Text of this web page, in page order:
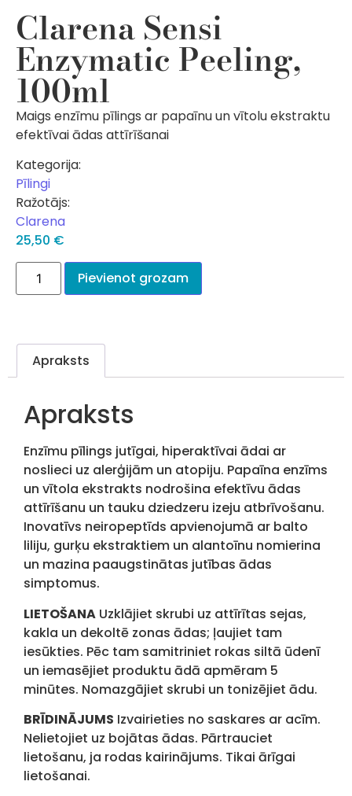
Clarena Sensi
Enzymatic Peeling,
100ml
Maigs enzīmu pīlings ar papaīnu un vītolu ekstraktu
efektīvai ādas attīrīšanai
Kategorija:
Pīlingi
Ražotājs:
Clarena
25,50 €
Pievienot grozam
Apraksts
Apraksts
Enzīmu pīlings jutīgai, hiperaktīvai ādai ar
noslieci uz alerģijām un atopiju. Papaīna enzīms
un vītola ekstrakts nodrošina efektīvu ādas
attīrīšanu un tauku dziedzeru izeju atbrīvošanu.
Inovatīvs neiropeptīds apvienojumā ar balto
liliju, gurķu ekstraktiem un alantoīnu nomierina
un mazina paaugstinātas jutības ādas
simptomus.
LIETOŠANA Uzklājiet skrubi uz attīrītas sejas,
kakla un dekoltē zonas ādas; ļaujiet tam
iesūkties. Pēc tam samitriniet rokas siltā ūdenī
un iemasējiet produktu ādā apmēram 5
minūtes. Nomazgājiet skrubi un tonizējiet ādu.
BRĪDINĀJUMS Izvairieties no saskares ar acīm.
Nelietojiet uz bojātas ādas. Pārtrauciet
lietošanu, ja rodas kairinājums. Tikai ārīgai
lietošanai.